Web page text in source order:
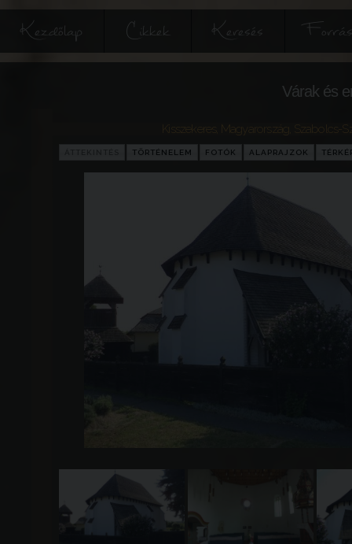
Kezdőlap Cikkek Keresés
Várak és
Kisszekeres Magyarország Szabolcs-
TÖRTÉNELEM FOTÓK ALAPRAJZOK